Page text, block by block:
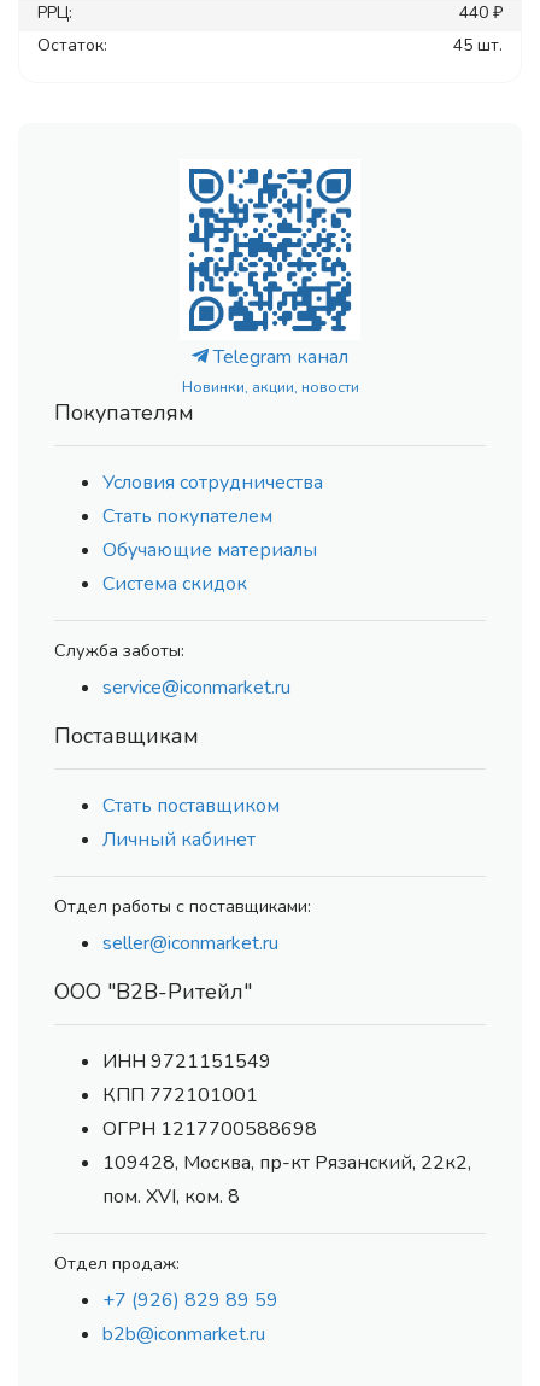
РРЦ:
440 ₽
Остаток:
45 шт.
Telegram канал
Новинки, акции, новости
Покупателям
Условия сотрудничества
Стать покупателем
Обучающие материалы
Система скидок
Служба заботы:
service@iconmarket.ru
Поставщикам
Стать поставщиком
Личный кабинет
Отдел работы с поставщиками:
seller@iconmarket.ru
ООО "В2В-Ритейл"
ИНН 9721151549
КПП 772101001
ОГРН 1217700588698
109428, Москва, пр-кт Рязанский, 22к2,
пом. XVI, ком. 8
Отдел продаж:
+7 (926) 829 89 59
b2b@iconmarket.ru